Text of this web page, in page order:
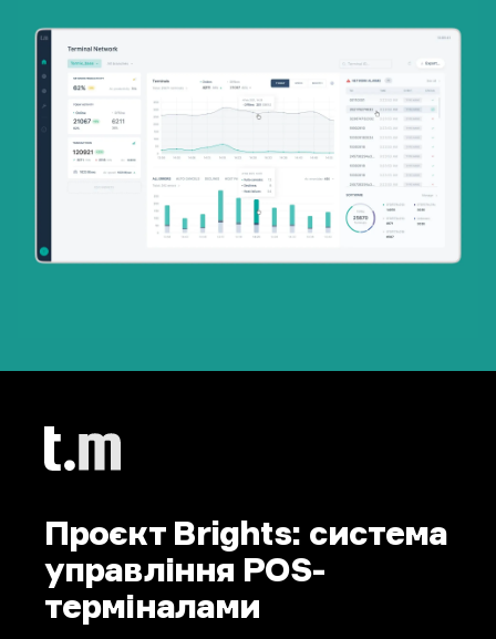
Проєкт Brights: система
управління POS-
терміналами